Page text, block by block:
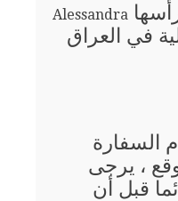
Alessandra
في العراق
السفارة
، يرجى
قبل أن